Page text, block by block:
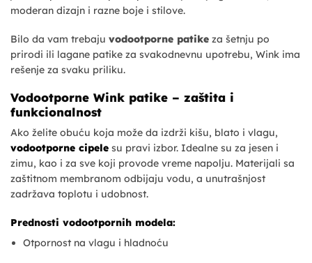
moderan dizajn i razne boje i stilove.
Bilo da vam trebaju vodootporne patike za šetnju po
prirodi ili lagane patike za svakodnevnu upotrebu, Wink ima
rešenje za svaku priliku.
Vodootporne Wink patike – zaštita i
funkcionalnost
Ako želite obuću koja može da izdrži kišu, blato i vlagu,
vodootporne cipele su pravi izbor. Idealne su za jesen i
zimu, kao i za sve koji provode vreme napolju. Materijali sa
zaštitnom membranom odbijaju vodu, a unutrašnjost
zadržava toplotu i udobnost.
Prednosti vodootpornih modela:
Otpornost na vlagu i hladnoću